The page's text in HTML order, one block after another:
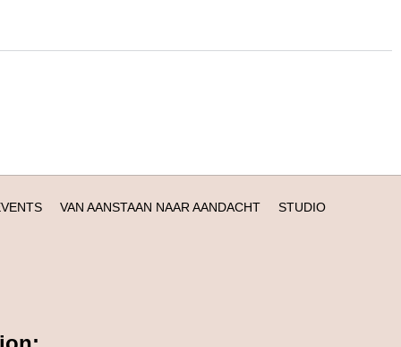
VAN AANSTAAN NAAR AANDACHT STUDIO